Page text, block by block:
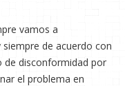
vamos a
de acuerdo con
de disconformidad por
el problema en